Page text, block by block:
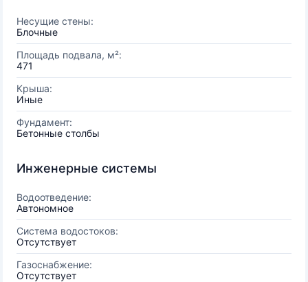
Несущие стены:
Блочные
Площадь подвала, м²:
471
Крыша:
Иные
Фундамент:
Бетонные столбы
Инженерные системы
Водоотведение:
Автономное
Система водостоков:
Отсутствует
Газоснабжение:
Отсутствует